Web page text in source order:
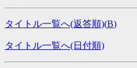
タイトル一覧へ(返答順)(B)
タイトル一覧へ(日付順)